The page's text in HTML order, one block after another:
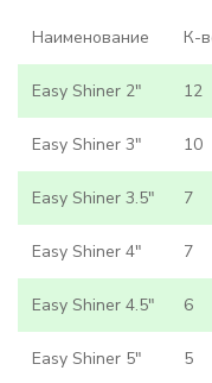
Наименование К-
Easy Shiner 2" 12
Easy Shiner 3" 10
Easy Shiner 3.5" 7
Easy Shiner 4" 7
Easy Shiner 4.5" 6
Easy Shiner 5" 5